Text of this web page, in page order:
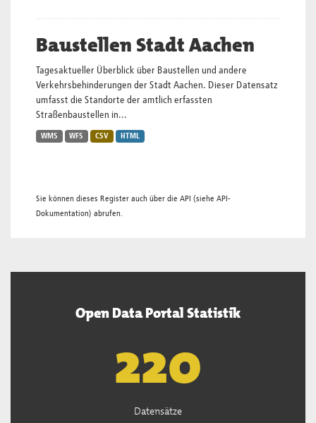
Baustellen Stadt Aachen
Tagesaktueller Überblick über Baustellen und andere
Verkehrsbehinderungen der Stadt Aachen. Dieser Datensatz
umfasst die Standorte der amtlich erfassten
Straßenbaustellen in...
WMS WFS CSV HTML
Sie können dieses Register auch über die API (siehe API-
Dokumentation) abrufen.
Open Data Portal Statistik
222
Datensätze